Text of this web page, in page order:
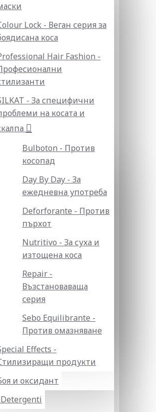
Lock - Веган серия за
коса
Hair Fashion -
- За специфични
на косата и
Bulboton - Против
косопад
Day By Day - За
ежедневна употреба
Deforforante - Против
пърхот
Nutritivo - За суха и
изтощена коса
Repair -
Възстановаваща
серия
Sebo Equilibrante -
Против омазняване
Effects -
продукти
и оксидант